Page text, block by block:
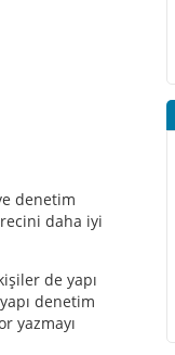
denetim
daha iyi
de yapı
denetim
yazmayı